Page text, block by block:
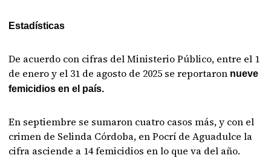
Estadísticas
De acuerdo con cifras del Ministerio Público, entre el 1
de enero y el 31 de agosto de 2025 se reportaron nueve
femicidios en el país.
En septiembre se sumaron cuatro casos más, y con el
crimen de Selinda Córdoba, en Pocrí de Aguadulce la
cifra asciende a 14 femicidios en lo que va del año.